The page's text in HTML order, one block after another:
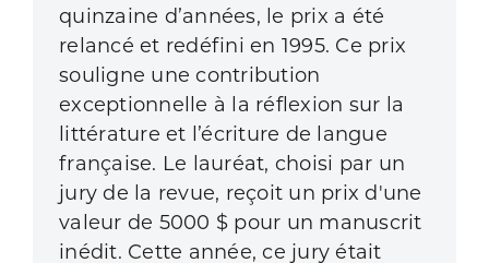
quinzaine d’années, le prix a été
relancé et redéfini en 1995. Ce prix
souligne une contribution
exceptionnelle à la réflexion sur la
litté­rature et l’écriture de langue
française. Le lauréat, choisi par un
jury de la revue, reçoit un prix d'une
valeur de 5000 $ pour un manuscrit
inédit. Cette année, ce jury était